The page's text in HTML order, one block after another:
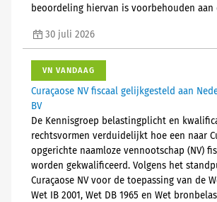
beoordeling hiervan is voorbehouden aan
30 juli 2026
VN VANDAAG
Curaçaose NV fiscaal gelijkgesteld aan
BV
De Kennisgroep belastingplicht en
rechtsvormen verduidelijkt hoe een naar
opgerichte naamloze vennootschap (NV)
worden gekwalificeerd. Volgens het
Curaçaose NV voor de toepassing van de
Wet IB 2001, Wet DB 1965 en Wet